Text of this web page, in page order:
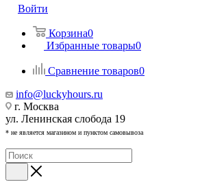
Войти
Корзина0
Избранные товары0
Сравнение товаров0
info@luckyhours.ru
г. Москва
ул. Ленинская слобода 19
* не является магазином и пунктом самовывоза